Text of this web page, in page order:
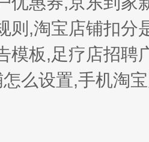
则,淘宝店铺扣分
模板,足疗店招聘
么设置,手机淘